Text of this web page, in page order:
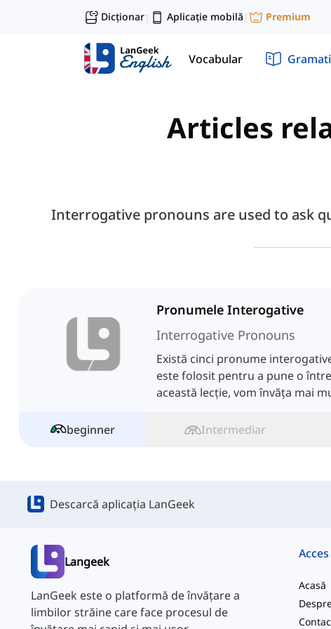
Dicționar| Aplicație mobilă | Premium
Vocabular
Articles
Interrogative pronouns are used to ask
Pronumele Interogative
Interrogative Pronouns
Există cinci pronume
este folosit pentru a pune o
această lecție, vom învăța mai
beginner
Intermediar
Descarcă aplicația LanGeek
Langeek
LanGeek este o platformă de învățare a
limbilor străine care face procesul de
Acasă